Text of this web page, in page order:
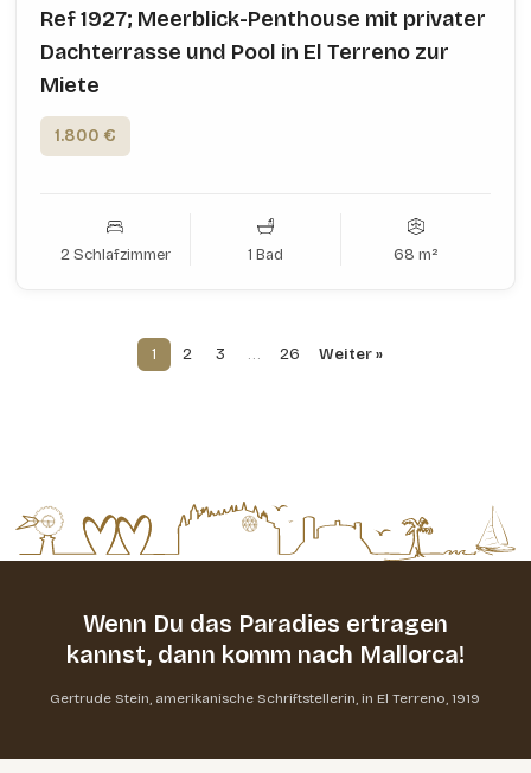
Ref 1927; Meerblick-Penthouse mit privater
Dachterrasse und Pool in El Terreno zur
Miete
1.800 €
2 Schlafzimmer 1 Bad 68 m²
1 2 3 … 26 Weiter »
Wenn Du das Paradies ertragen
kannst,dann komm nach Mallorca!
Gertrude Stein, amerikanische Schriftstellerin, in El Terreno, 1919